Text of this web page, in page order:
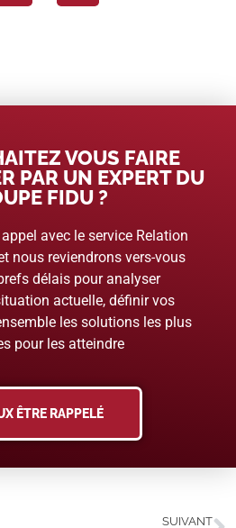
VOUS FAIRE
PAR UN EXPERT DU
FIDU ?
avec le service Relation
nous reviendrons vers-vous
délais pour analyser
actuelle, définir vos
les solutions les plus
pour les atteindre
ÊTRE RAPPELÉ
SUIVANT